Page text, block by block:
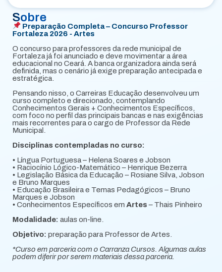
Sobre
Preparação Completa – Concurso Professor
Fortaleza 2026 - Artes
O concurso para professores da rede municipal de
Fortaleza já foi anunciado e deve movimentar a área
educacional no Ceará. A banca organizadora ainda será
definida, mas o cenário já exige preparação antecipada e
estratégica.
Pensando nisso, o Carreiras Educação desenvolveu um
curso completo e direcionado, contemplando
Conhecimentos Gerais + Conhecimentos Específicos,
com foco no perfil das principais bancas e nas exigências
mais recorrentes para o cargo de Professor da Rede
Municipal.
Disciplinas contempladas no curso:
• Língua Portuguesa – Helena Soares e Jobson
• Raciocínio Lógico-Matemático – Henrique Bezerra
• Legislação Básica da Educação – Rosiane Silva, Jobson
e Bruno Marques
• Educação Brasileira e Temas Pedagógicos – Bruno
Marques e Jobson
• Conhecimentos Específicos em Artes – Thais Pinheiro
Modalidade: aulas on-line.
Objetivo: preparação para Professor de Artes.
*Curso em parceria com o Carranza Cursos. Algumas aulas
podem diferir por serem materiais dessa parceria.